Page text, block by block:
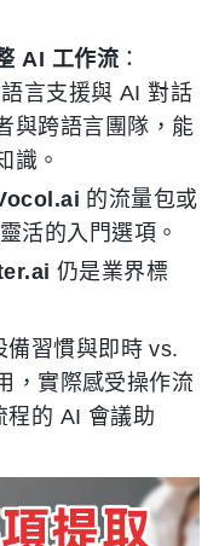
AI 工作流 ：
言支援與 AI 對話
與跨語言團隊，能
識。
的流量包或
活的入門選項。
仍是業界標
備習慣與即時 vs.
，實際感受操作流
程的 AI 會議助